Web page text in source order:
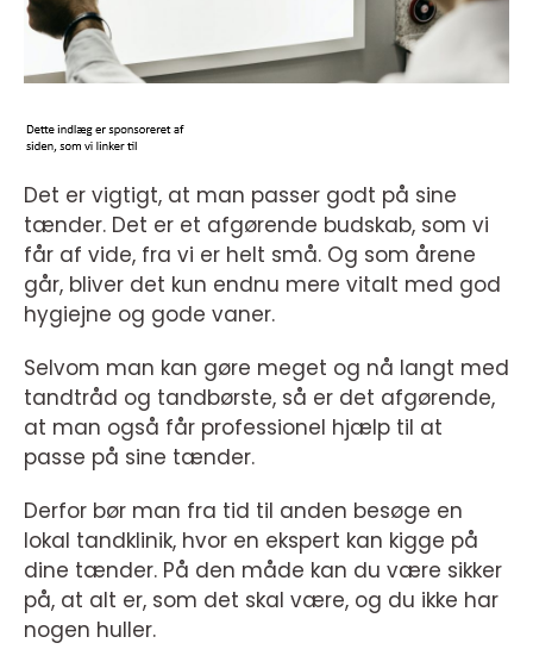
Det er vigtigt, at man passer godt på sine
tænder. Det er et afgørende budskab, som vi
får af vide, fra vi er helt små. Og som årene
går, bliver det kun endnu mere vitalt med god
hygiejne og gode vaner.
Selvom man kan gøre meget og nå langt med
tandtråd og tandbørste, så er det afgørende,
at man også får professionel hjælp til at
passe på sine tænder.
Derfor bør man fra tid til anden besøge en
lokal tandklinik, hvor en ekspert kan kigge på
dine tænder. På den måde kan du være sikker
på, at alt er, som det skal være, og du ikke har
nogen huller.